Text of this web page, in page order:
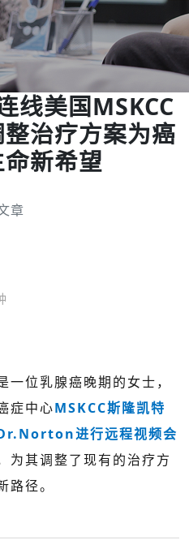
线美国MSKCC
治疗方案为癌
新希望
章
位乳腺癌晚期的女士，
症中心MSKCC斯隆凯特
进行远程视频会
为其调整了现有的治疗方
径。